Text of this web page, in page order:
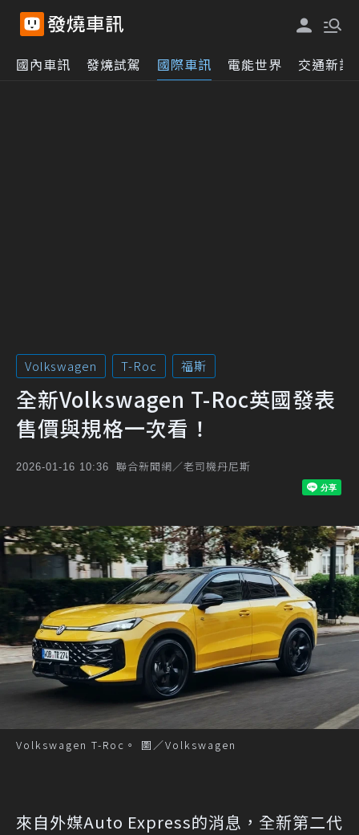
國內車訊 發燒試駕 國際車訊 電能世界 交通新訊
Volkswagen T-Roc 福斯
全新Volkswagen T-Roc英國發表
售價與規格一次看！
2026-01-16 10:36 聯合新聞網／老司機丹尼斯
Volkswagen T-Roc。 圖／Volkswagen
來自外媒Auto Express的消息 ，全新第二代